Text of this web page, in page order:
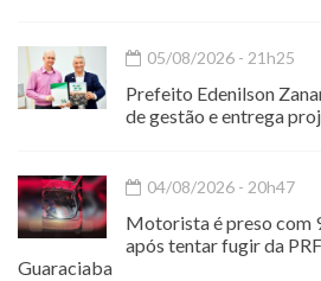
05/08/2026 - 21h25
Prefeito Edenilson
de gestão e entrega
04/08/2026 - 20h47
Motorista é preso com
após tentar fugir da
Guaraciaba